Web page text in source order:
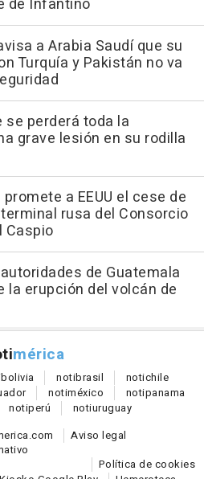
de Infantino
a Arabia Saudí que su
Turquía y Pakistán no va
perderá toda la
grave lesión en su rodilla
a EEUU el cese de
rusa del Consorcio
Caspio
de Guatemala
la erupción del volcán de
mérica
bolivia notibrasil notichile
notiméxico notipanama
notiperú notiuruguay
Aviso legal
Política de cookies